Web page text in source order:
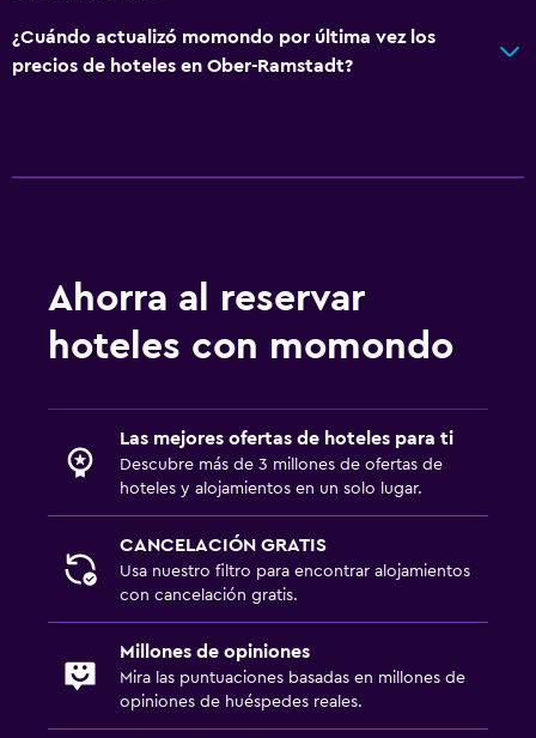
¿Cuándo actualizó momondo por última vez los
precios de hoteles en Ober-Ramstadt?
Ahorra al reservar
hoteles con momondo
Las mejores ofertas de hoteles para ti
Descubre más de 3 millones de ofertas de
hoteles y alojamientos en un solo lugar.
CANCELACIÓN GRATIS
Usa nuestro filtro para encontrar alojamientos
con cancelación gratis.
Millones de opiniones
Mira las puntuaciones basadas en millones de
opiniones de huéspedes reales.